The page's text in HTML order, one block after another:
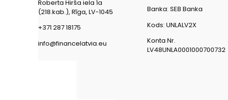
Roberta Hirša iela 1a
(218.kab.), Rīga, LV-1045
+371 287 18175
info@financelatvia.eu
Banka: SEB Banka
Kods: UNLALV2X
Konta Nr.
LV48UNLA0001000700732